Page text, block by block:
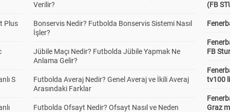
Plus
S
Verilir?
Bonservis Nedir? Futbolda Bonservis Sistemi Nasıl
İşler?
Jübile Maçı Nedir? Futbolda Jübile Yapmak Ne
Anlama Gelir?
Futbolda Averaj Nedir? Genel Averaj ve İkili Averaj
Arasındaki Farklar
Futbolda Ofsayt Nedir? Ofsayt Nasıl ve Neden
(FB
FB
tv100
Graz